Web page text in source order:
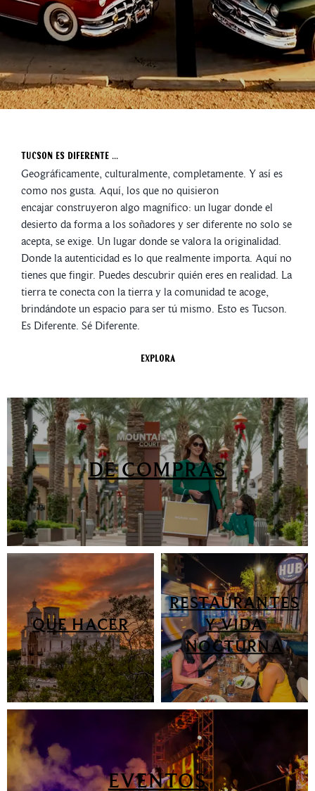
Tucson es diferente ...
Geográficamente, culturalmente, completamente. Y así es
como nos gusta. Aquí, los que no quisieron
encajar construyeron algo magnífico: un lugar donde el
desierto da forma a los soñadores y ser diferente no solo se
acepta, se exige. Un lugar donde se valora la originalidad.
Donde la autenticidad es lo que realmente importa. Aquí no
tienes que fingir. Puedes descubrir quién eres en realidad. La
tierra te conecta con la tierra y la comunidad te acoge,
brindándote un espacio para ser tú mismo. Esto es Tucson.
Es Diferente. Sé Diferente.
Explora
DE COMPRAS
QUE HACER
RESTAURANTES
Y VIDA
NOCTURNA
EVENTOS